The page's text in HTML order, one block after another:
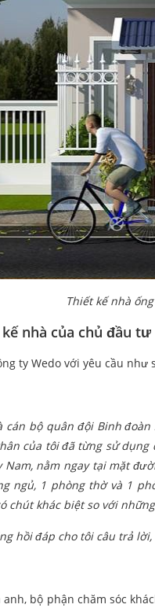
Thiết kế nhà
nhà của chủ đầu tư
ty Wedo với yêu cầu như
cán bộ quân đội Binh
của tôi đã từng sử
nằm ngay tại mặt
ngủ, 1 phòng thờ và 1
chút khác biệt so với
hồi đáp cho tôi câu trả lời,
bộ phận chăm sóc